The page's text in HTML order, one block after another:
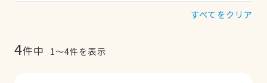
すべてをクリア
4件中 1〜4件を表示